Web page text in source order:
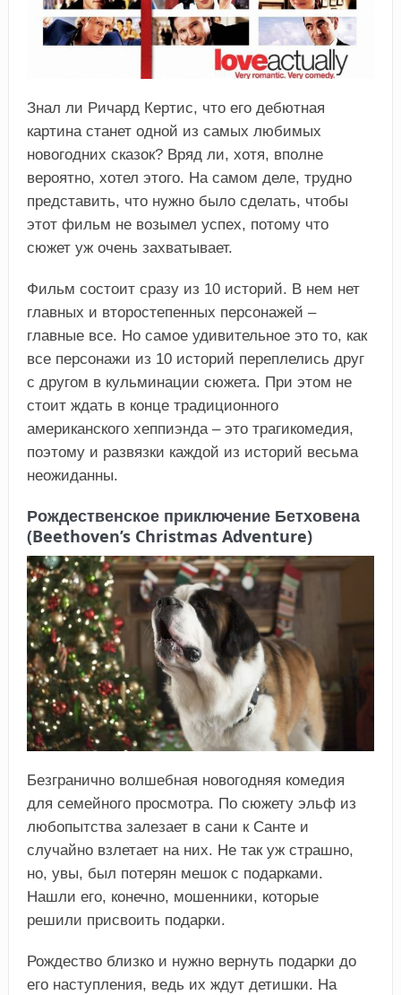
Знал ли Ричард Кертис, что его дебютная
картина станет одной из самых любимых
новогодних сказок? Вряд ли, хотя, вполне
вероятно, хотел этого. На самом деле, трудно
представить, что нужно было сделать, чтобы
этот фильм не возымел успех, потому что
сюжет уж очень захватывает.
Фильм состоит сразу из 10 историй. В нем нет
главных и второстепенных персонажей –
главные все. Но самое удивительное это то, как
все персонажи из 10 историй переплелись друг
с другом в кульминации сюжета. При этом не
стоит ждать в конце традиционного
американского хеппиэнда – это трагикомедия,
поэтому и развязки каждой из историй весьма
неожиданны.
Рождественское приключение Бетховена
(Beethoven’s Christmas Adventure)
Безгранично волшебная новогодняя комедия
для семейного просмотра. По сюжету эльф из
любопытства залезает в сани к Санте и
случайно взлетает на них. Не так уж страшно,
но, увы, был потерян мешок с подарками.
Нашли его, конечно, мошенники, которые
решили присвоить подарки.
Рождество близко и нужно вернуть подарки до
его наступления, ведь их ждут детишки. На